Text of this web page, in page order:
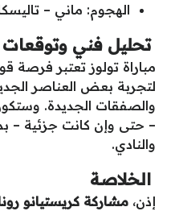
الهجوم: ماني –
تحليل فني وتوقعات
مباراة تولوز تعتبر فرصة
لتجربة بعض العناصر
والصفقات الجديدة.
– حتى وإن كانت جزئية –
والنادي.
الخلاصة
إذن، مشاركة كريستيانو